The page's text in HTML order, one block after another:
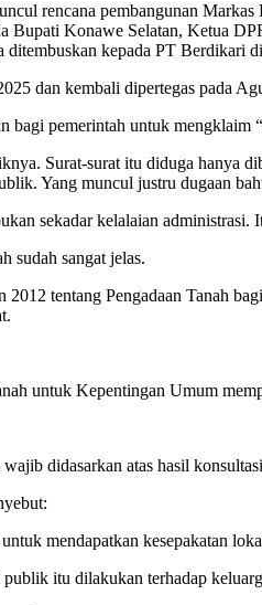
rencana pembangunan
Bupati Konawe Selatan, Ketua
ditembuskan kepada PT Berdikari
dan kembali dipertegas pada
bagi pemerintah untuk mengklaim
Surat-surat itu diduga hanya
Yang muncul justru dugaan
sekadar kelalaian
sudah sangat jelas.
tentang Pengadaan Tanah
untuk Kepentingan Umum
didasarkan atas hasil
mendapatkan kesepakatan
itu dilakukan terhadap